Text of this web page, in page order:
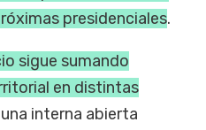
presidenciales.
sigue sumando
en distintas
interna abierta